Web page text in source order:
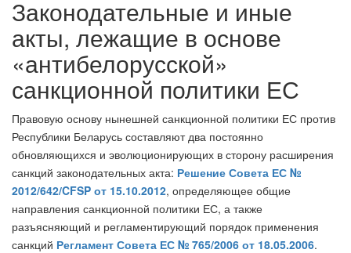
Законодательные и иные
акты, лежащие в основе
«антибелорусской»
санкционной политики ЕС
Правовую основу нынешней санкционной политики ЕС против
Республики Беларусь составляют два постоянно
обновляющихся и эволюционирующих в сторону расширения
санкций законодательных акта: Решение Совета ЕС №
2012/642/CFSP от 15.10.2012, определяющее общие
направления санкционной политики ЕС, а также
разъясняющий и регламентирующий порядок применения
санкций Регламент Совета ЕС № 765/2006 от 18.05.2006.